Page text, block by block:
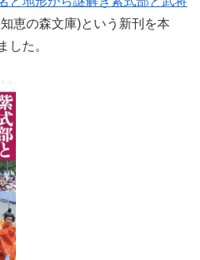
恵の森文庫)という新刊を本
した。